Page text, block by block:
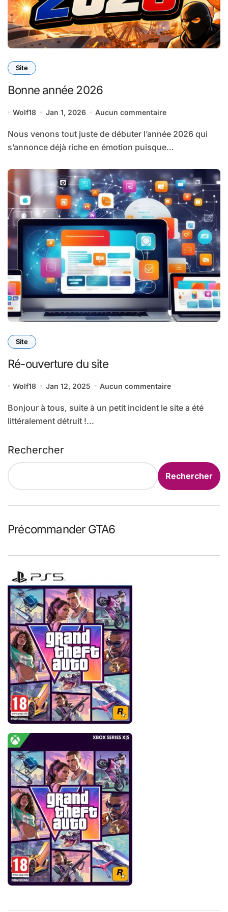
Site
Bonne année 2026
Wolf18 Jan 1, 2026 Aucun commentaire
Nous venons tout juste de débuter l’année 2026 qui
s’annonce déjà riche en émotion puisque...
Site
Ré-ouverture du site
Wolf18 Jan 12, 2025 Aucun commentaire
Bonjour à tous, suite à un petit incident le site a été
littéralement détruit !...
Rechercher
Rechercher
Précommander GTA6